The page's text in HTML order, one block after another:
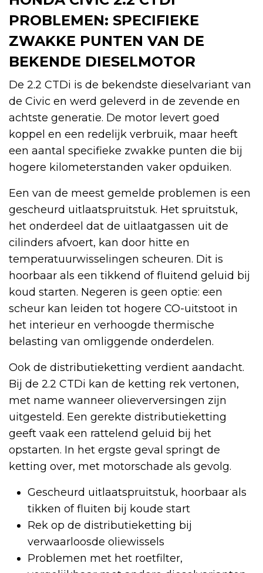
PROBLEMEN: SPECIFIEKE
ZWAKKE PUNTEN VAN DE
BEKENDE DIESELMOTOR
De 2.2 CTDi is de bekendste dieselvariant van
de Civic en werd geleverd in de zevende en
achtste generatie. De motor levert goed
koppel en een redelijk verbruik, maar heeft
een aantal specifieke zwakke punten die bij
hogere kilometerstanden vaker opduiken.
Een van de meest gemelde problemen is een
gescheurd uitlaatspruitstuk. Het spruitstuk,
het onderdeel dat de uitlaatgassen uit de
cilinders afvoert, kan door hitte en
temperatuurwisselingen scheuren. Dit is
hoorbaar als een tikkend of fluitend geluid bij
koud starten. Negeren is geen optie: een
scheur kan leiden tot hogere CO-uitstoot in
het interieur en verhoogde thermische
belasting van omliggende onderdelen.
Ook de distributieketting verdient aandacht.
Bij de 2.2 CTDi kan de ketting rek vertonen,
met name wanneer olieverversingen zijn
uitgesteld. Een gerekte distributieketting
geeft vaak een rattelend geluid bij het
opstarten. In het ergste geval springt de
ketting over, met motorschade als gevolg.
Gescheurd uitlaatspruitstuk, hoorbaar als
tikken of fluiten bij koude start
Rek op de distributieketting bij
verwaarloosde oliewissels
Problemen met het roetfilter,